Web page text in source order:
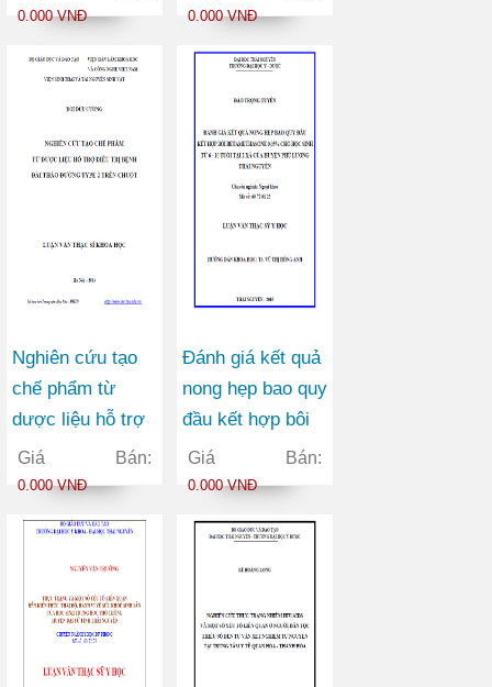
chấn thương sọ
Đa khoa Trung
ương Thái
Nguyên
0.000 VNĐ
soi tán sỏi sử
Laser Holmium
với xung hơi tại
Thái Nguyên
0.000 VNĐ
Nghiên cứu tạo
chế phẩm từ
dược liệu hỗ trợ
điều trị bệnh đái
tháo đường type
Giá Bán:
0.000 VNĐ
Đánh giá kết quả
nong hẹp bao quy
đầu kết hợp bôi
Betamethasone
0,05% cho học
tại 2 xã của
huyện Phú
Nguyên
Giá Bán:
0.000 VNĐ